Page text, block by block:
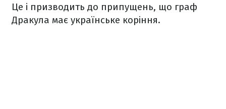
Це і призводить до припущень, що граф
Дракула має українське коріння.